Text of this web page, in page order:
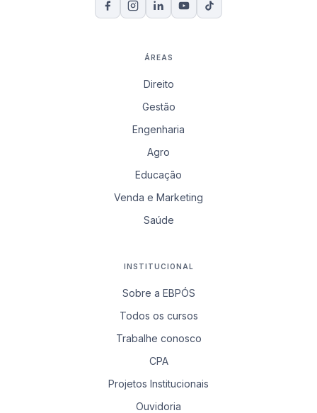
ÁREAS
Direito
Gestão
Engenharia
Agro
Educação
Venda e Marketing
Saúde
INSTITUCIONAL
Sobre a EBPÓS
Todos os cursos
Trabalhe conosco
CPA
Projetos Institucionais
Ouvidoria